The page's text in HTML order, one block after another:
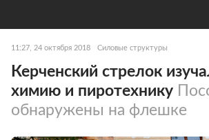
11:27, 24 октября 2018 Силовые структуры
Керченский стрелок
химию и пиротехнику
обнаружены на флешке